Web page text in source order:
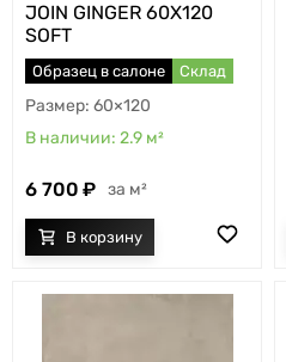
JOIN GINGER 60X120
SOFT
Образец в салоне Склад
60×120
2.9 м²
6 700 м²